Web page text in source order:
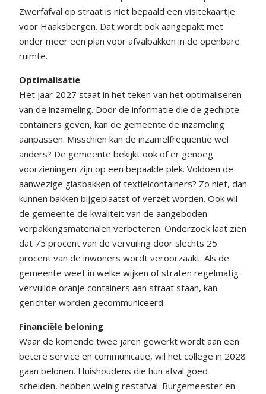
Zwerfafval op straat is niet bepaald een visitekaartje
voor Haaksbergen. Dat wordt ook aangepakt met
onder meer een plan voor afvalbakken in de openbare
ruimte.
Optimalisatie
Het jaar 2027 staat in het teken van het optimaliseren
van de inzameling. Door de informatie die de gechipte
containers geven, kan de gemeente de inzameling
aanpassen. Misschien kan de inzamelfrequentie wel
anders? De gemeente bekijkt ook of er genoeg
voorzieningen zijn op een bepaalde plek. Voldoen de
aanwezige glasbakken of textielcontainers? Zo niet, dan
kunnen bakken bijgeplaatst of verzet worden. Ook wil
de gemeente de kwaliteit van de aangeboden
verpakkingsmaterialen verbeteren. Onderzoek laat zien
dat 75 procent van de vervuiling door slechts 25
procent van de inwoners wordt veroorzaakt. Als de
gemeente weet in welke wijken of straten regelmatig
vervuilde oranje containers aan straat staan, kan
gerichter worden gecommuniceerd.
Financiële beloning
Waar de komende twee jaren gewerkt wordt aan een
betere service en communicatie, wil het college in 2028
gaan belonen. Huishoudens die hun afval goed
scheiden, hebben weinig restafval. Burgemeester en